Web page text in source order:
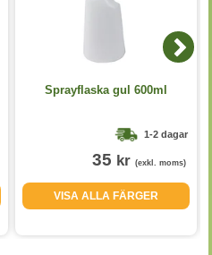
Sprayflaska gul 600ml
1-2 dagar
35 kr (exkl. moms)
VISA ALLA FÄRGER